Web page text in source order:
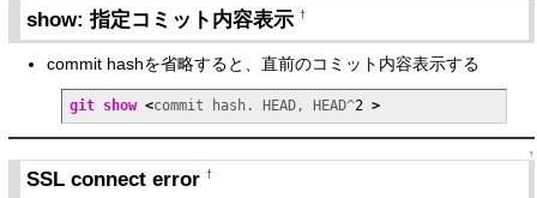
show: 指定コミット内容表示†
commit hashを省略すると、直前のコミット内容表示する
git show <commit hash. HEAD, HEAD^2 >
↑
SSL connect error†